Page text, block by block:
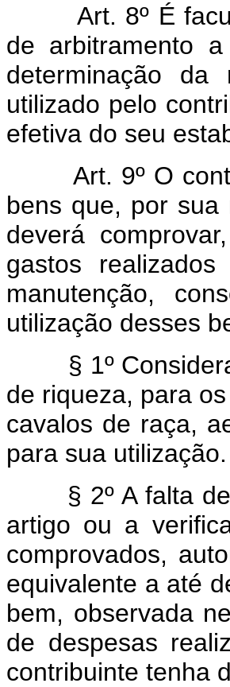
Art. 8º É
de arbitramento
determinação da
utilizado pelo
efetiva do seu
Art. 9º O
bens que, por sua
deverá
gastos
manutenção,
utilização desses
§ 1º
de riqueza, para
cavalos de raça,
para sua utilização.
§ 2º A falta
artigo ou a
comprovados,
equivalente a até
bem, observada
de despesas
contribuinte tenha